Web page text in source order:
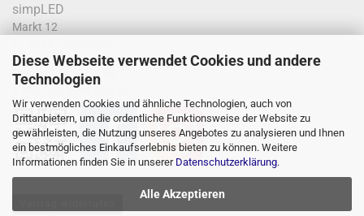
Diese Webseite verwendet Cookies und andere
Technologien
Wir verwenden Cookies und ähnliche Technologien, auch von
Drittanbietern, um die ordentliche Funktionsweise der Website zu
gewährleisten, die Nutzung unseres Angebotes zu analysieren und Ihnen
ein bestmögliches Einkaufserlebnis bieten zu können. Weitere
Informationen finden Sie in unserer Datenschutzerklärung.
Alle Akzeptieren
simpLED
Markt 12
Telefon
05452/91 88 53
info@simpled.de